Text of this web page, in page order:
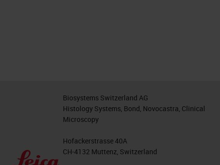
Biosystems Switzerland AG
Histology Systems, Bond, Novocastra, Clinical
Microscopy
Hofackerstrasse 40A
CH-4132 Muttenz, Switzerland